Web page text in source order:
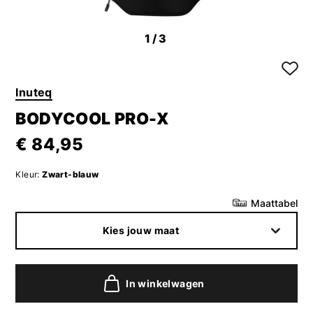
1 /3
Inuteq
BODYCOOL PRO-X
€ 84,95
Kleur: Zwart-blauw
Maattabel
Kies jouw maat
In winkelwagen